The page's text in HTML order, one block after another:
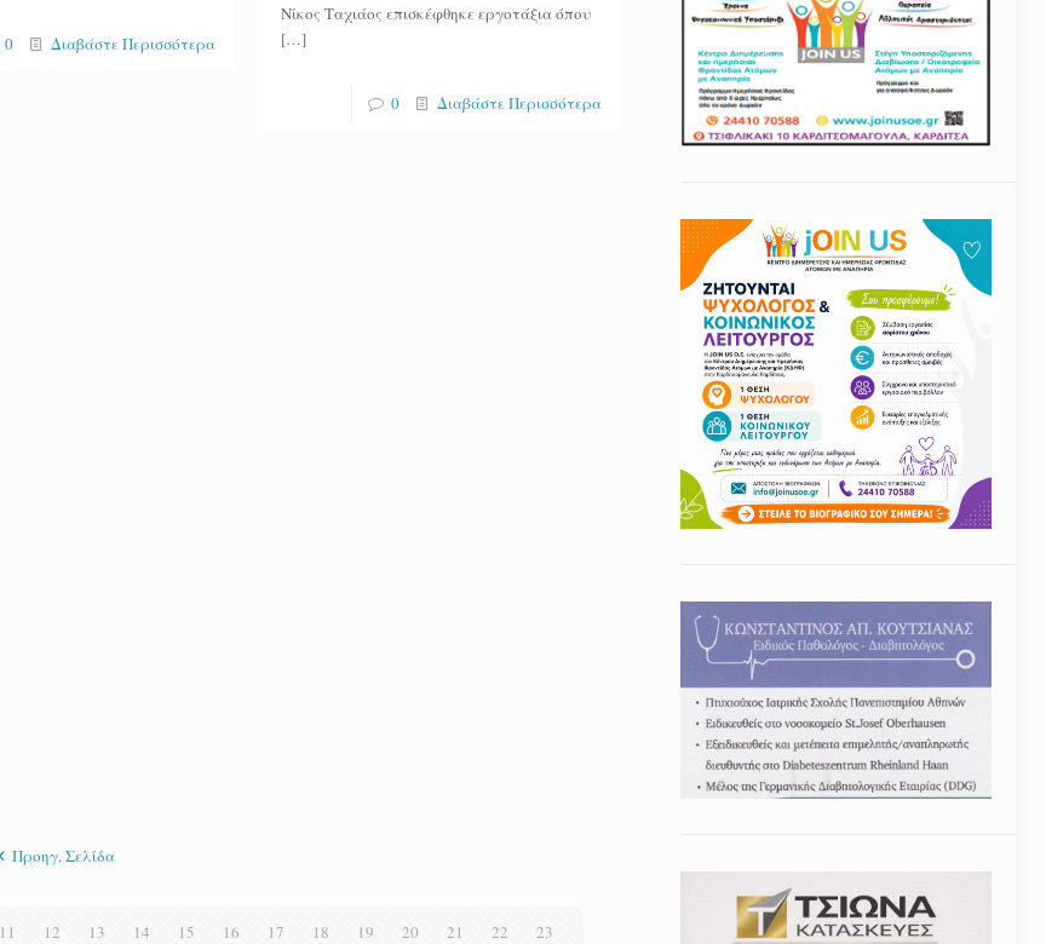
0 Διαβάστε Περισσότερα
Νίκος Ταχιάος επισκέφθηκε εργοτάξια όπου
[…]
0 Διαβάστε Περισσότερα
Προηγ. Σελίδα
11 12 13 14 15 16 17 18 19 20 21 22
23